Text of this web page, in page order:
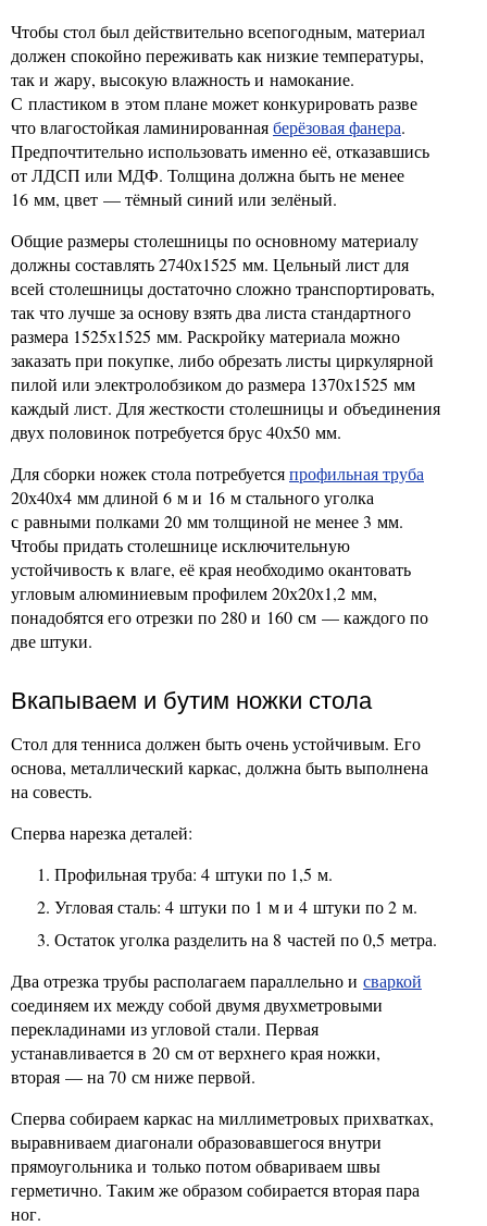
Чтобы стол был действительно всепогодным, материал
должен спокойно переживать как низкие температуры,
так и жару, высокую влажность и намокание.
С пластиком в этом плане может конкурировать разве
что влагостойкая ламинированнаяберёзовая фанера.
Предпочтительно использовать именно её, отказавшись
от ЛДСП или МДФ. Толщина должна быть не менее
16 мм, цвет — тёмный синий или зелёный.
Общие размеры столешницы по основному материалу
должны составлять 2740х1525 мм. Цельный лист для
всей столешницы достаточно сложно транспортировать,
так что лучше за основу взять два листа стандартного
размера 1525х1525 мм. Раскройку материала можно
заказать при покупке, либо обрезать листы циркулярной
пилой или электролобзиком до размера 1370х1525 мм
каждый лист. Для жесткости столешницы и объединения
двух половинок потребуется брус 40х50 мм.
Для сборки ножек стола потребуетсяпрофильная труба
20х40х4 мм длиной 6 м и 16 м стального уголка
с равными полками 20 мм толщиной не менее 3 мм.
Чтобы придать столешнице исключительную
устойчивость к влаге, её края необходимо окантовать
угловым алюминиевым профилем 20х20х1,2 мм,
понадобятся его отрезки по 280 и 160 см — каждого по
две штуки.
Вкапываем и бутим ножки стола
Стол для тенниса должен быть очень устойчивым. Его
основа, металлический каркас, должна быть выполнена
на совесть.
Сперва нарезка деталей:
Профильная труба: 4 штуки по 1,5 м.
Угловая сталь: 4 штуки по 1 м и 4 штуки по 2 м.
Остаток уголка разделить на 8 частей по 0,5 метра.
Два отрезка трубы располагаем параллельно и сваркой
соединяем их между собой двумя двухметровыми
перекладинами из угловой стали. Первая
устанавливается в 20 см от верхнего края ножки,
вторая — на 70 см ниже первой.
Сперва собираем каркас на миллиметровых прихватках,
выравниваем диагонали образовавшегося внутри
прямоугольника и только потом обвариваем швы
герметично. Таким же образом собирается вторая пара
ног.